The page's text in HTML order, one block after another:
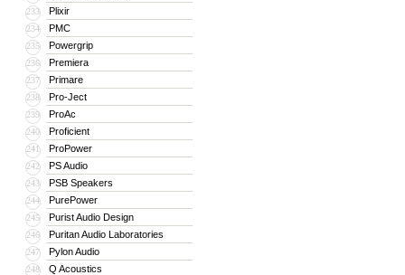
233 Plixir
234 PMC
235 Powergrip
236 Premiera
237 Primare
238 Pro-Ject
239 ProAc
240 Proficient
241 ProPower
242 PS Audio
243 PSB Speakers
244 PurePower
245 Purist Audio Design
246 Puritan Audio Laboratories
247 Pylon Audio
248 Q Acoustics